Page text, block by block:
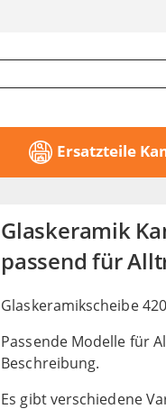
Ersatzteile
Glaskeramik
passend für
Glaskeramikscheibe
Passende Modelle für
Beschreibung.
Es gibt verschiedene